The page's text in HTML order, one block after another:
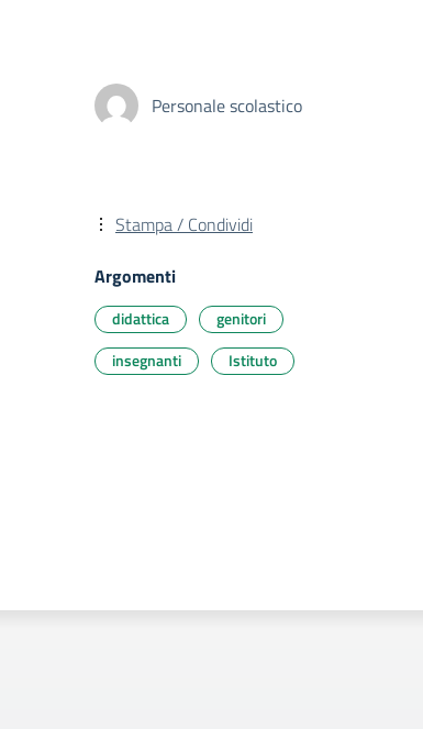
Personale scolastico
Stampa / Condividi
Argomenti
didattica
genitori
insegnanti
Istituto